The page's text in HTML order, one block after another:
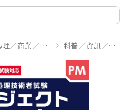
人社／心理／商業／其他 科普／資訊／工程